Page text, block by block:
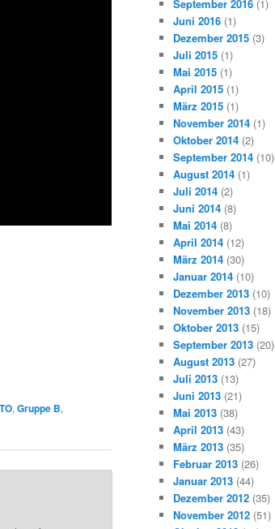
, Gruppe B,
September 2016 (1)
Juni 2016 (1)
Dezember 2015 (3)
Juli 2015 (1)
Mai 2015 (1)
April 2015 (1)
März 2015 (1)
November 2014 (1)
Oktober 2014 (2)
September 2014 (10)
August 2014 (1)
Juli 2014 (2)
Juni 2014 (8)
Mai 2014 (8)
April 2014 (12)
März 2014 (30)
Januar 2014 (10)
Dezember 2013 (10)
November 2013 (18)
Oktober 2013 (15)
September 2013 (20)
August 2013 (27)
Juli 2013 (13)
Juni 2013 (21)
Mai 2013 (38)
April 2013 (43)
März 2013 (35)
Februar 2013 (26)
Januar 2013 (44)
Dezember 2012 (35)
November 2012 (51)